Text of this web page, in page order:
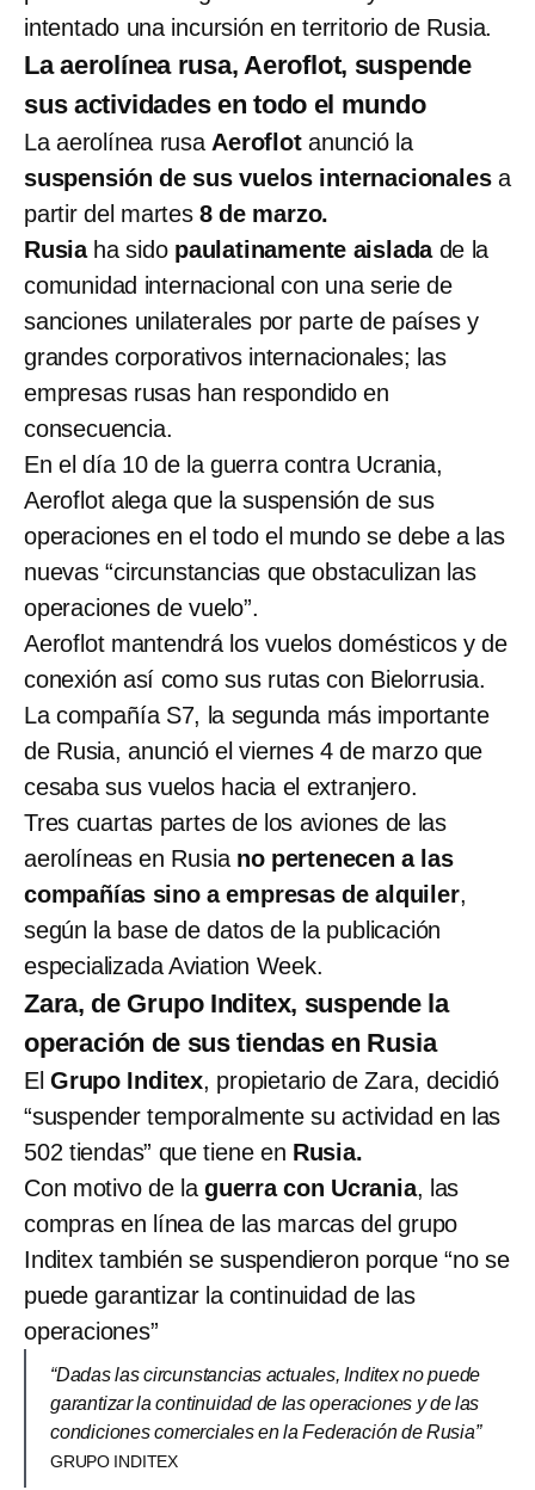
intentado una incursión en territorio de Rusia.
La aerolínea rusa, Aeroflot, suspende
sus actividades en todo el mundo
La aerolínea rusa Aeroflotanunció la
suspensión de sus vuelos internacionalesa
partir del martes8 de marzo.
Rusiaha sidopaulatinamente aisladade la
comunidad internacional con una serie de
sanciones unilaterales por parte de países y
grandes corporativos internacionales; las
empresas rusas han respondido en
consecuencia.
En el día 10 de la guerra contra Ucrania,
Aeroflot alega que la suspensión de sus
operaciones en el todo el mundo se debe a las
nuevas “circunstancias que obstaculizan las
operaciones de vuelo”.
Aeroflot mantendrá los vuelos domésticos y de
conexión así como sus rutas con Bielorrusia.
La compañía S7, la segunda más importante
de Rusia, anunció el viernes 4 de marzo que
cesaba sus vuelos hacia el extranjero.
Tres cuartas partes de los aviones de las
aerolíneas en Rusia no pertenecen a las
compañías sino a empresas de alquiler,
según la base de datos de la publicación
especializada Aviation Week.
Zara, de Grupo Inditex, suspende la
operación de sus tiendas en Rusia
El Grupo Inditex, propietario de Zara, decidió
“suspender temporalmente su actividad en las
502 tiendas” que tiene en Rusia.
Con motivo de laguerra con Ucrania, las
compras en línea de las marcas del grupo
Inditex también se suspendieron porque “no se
puede garantizar la continuidad de las
operaciones”
“Dadas las circunstancias actuales, Inditex no puede
garantizar la continuidad de las operaciones y de las
condiciones comerciales en la Federación de Rusia”
GRUPO INDITEX